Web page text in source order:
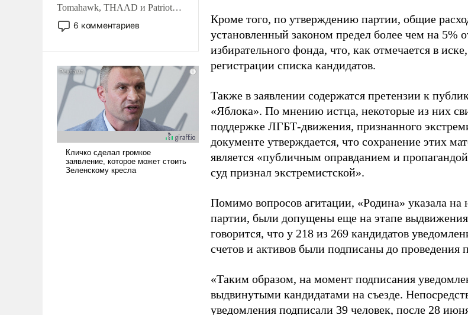
Tomahawk, THAAD и Patriot
США потребуется более трех
лет. Даже небольшая война с
Сложившаяся ситуация
означает многолетний период
уязвимости США, например,
перед Китаем.
6 комментариев
Кроме того, по утверждению партии, общие
установленный законом предел более чем на 5%
избирательного фонда, что, как отмечается в
регистрации списка кандидатов.
Также в заявлении содержатся претензии к
«Яблока». По мнению истца, некоторые из них
поддержке ЛГБТ-движения, признанного
документе утверждается, что сохранение этих
является «публичным оправданием и
суд признал экстремистской».
Помимо вопросов агитации, «Родина» указала
партии, были допущены еще на этапе выдвижения
говорится, что у 218 из 269 кандидатов
счетов и активов были подписаны до проведения
«Таким образом, на момент подписания
выдвинутыми кандидатами на съезде.
уведомления подписали 39 человек, после 28